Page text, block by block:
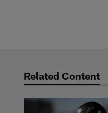
Related Content